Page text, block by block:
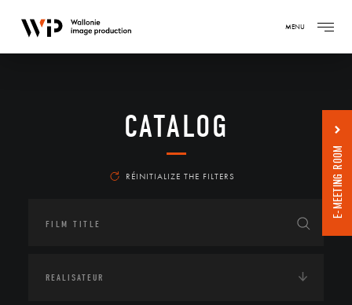
MENU
CATALOG
RÉINITIALIZE THE FILTERS E-MEETING ROOM